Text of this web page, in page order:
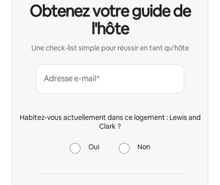
Obtenez votre guide de
l'hôte
Une check-list simple pour réussir en tant qu'hôte
Adresse e-mail*
Habitez-vous actuellement dans ce logement : Lewis and
Clark ?
Oui Non